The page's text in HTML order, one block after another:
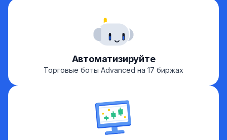
Автоматизируйте
Торговые боты Advanced на 17 биржах